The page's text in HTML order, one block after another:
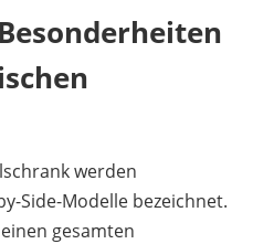
und ist ein echter
überzeugt das
Energieverbrauch,
Damit ist der
zwischen
dem klassischen Design.
und machen das
werden
Side-Modelle bezeichnet.
gesamten